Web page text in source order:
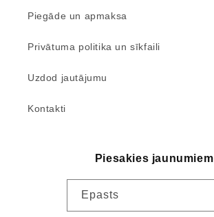
Piegāde un apmaksa
Privātuma politika un sīkfaili
Uzdod jautājumu
Kontakti
Piesakies jaunumiem
Epasts